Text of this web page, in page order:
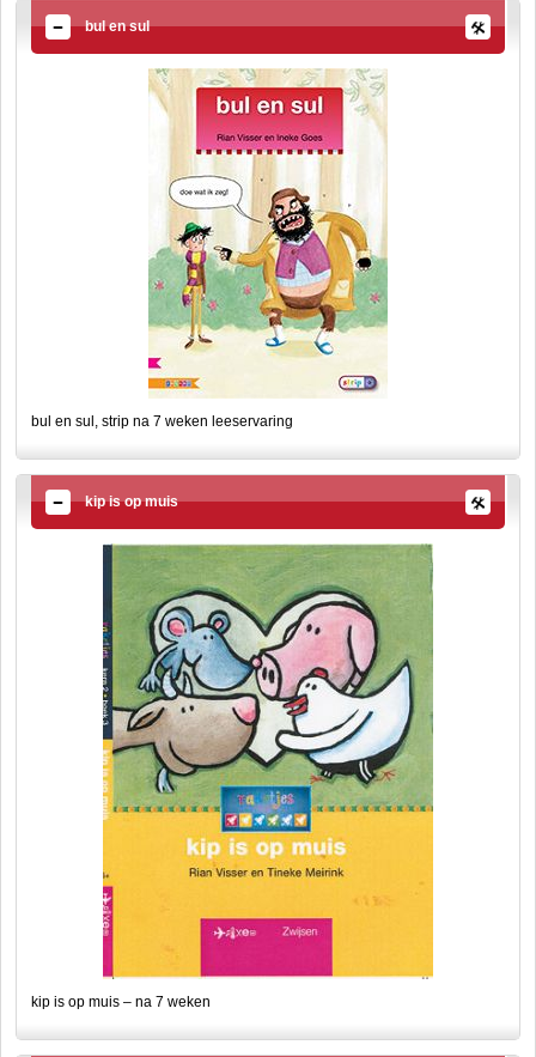
bul en sul
bul en sul, strip na 7 weken leeservaring
kip is op muis
kip is op muis – na 7 weken